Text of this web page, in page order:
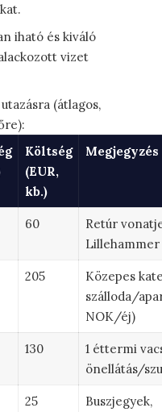
iható és kiváló
vizet
(átlagos,
Költség
(EUR,
kb.)
Megjegyzés
60
Retúr
Lillehammer
205
Közepes
szálloda/
NOK/éj)
130
1 éttermi
önellátás/
25
Buszjegyek,